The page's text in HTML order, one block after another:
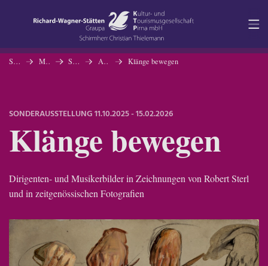
Navigation
Inhalt
Startseite Museum Sonderausstellungen Aktuelle Ausstellung Klänge bewegen
SONDERAUSSTELLUNG11.10.2025 - 15.02.2026
Klänge bewegen
Dirigenten- und Musikerbilder in Zeichnungen von Robert Sterl
und in zeitgenössischen Fotografien